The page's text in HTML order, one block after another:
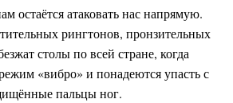
остаётся атаковать нас напрямую.
рингтонов, пронзительных
столы по всей стране, когда
«вибро» и понадеются упасть с
пальцы ног.